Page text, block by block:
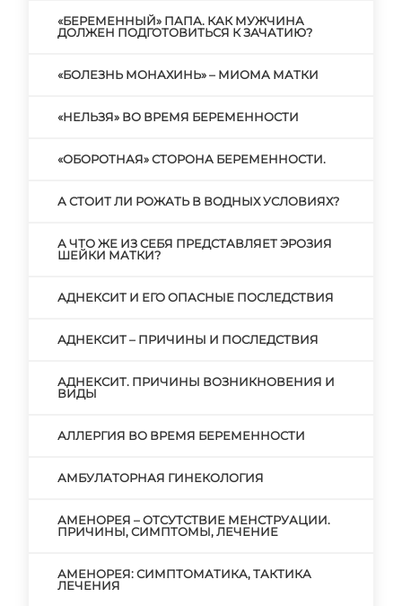
«БЕРЕМЕННЫЙ» ПАПА. КАК МУЖЧИНА
ДОЛЖЕН ПОДГОТОВИТЬСЯ К ЗАЧАТИЮ?
«БОЛЕЗНЬ МОНАХИНЬ» – МИОМА МАТКИ
«НЕЛЬЗЯ» ВО ВРЕМЯ БЕРЕМЕННОСТИ
«ОБОРОТНАЯ» СТОРОНА БЕРЕМЕННОСТИ.
А СТОИТ ЛИ РОЖАТЬ В ВОДНЫХ УСЛОВИЯХ?
А ЧТО ЖЕ ИЗ СЕБЯ ПРЕДСТАВЛЯЕТ ЭРОЗИЯ
ШЕЙКИ МАТКИ?
АДНЕКСИТ И ЕГО ОПАСНЫЕ ПОСЛЕДСТВИЯ
АДНЕКСИТ – ПРИЧИНЫ И ПОСЛЕДСТВИЯ
АДНЕКСИТ. ПРИЧИНЫ ВОЗНИКНОВЕНИЯ И
ВИДЫ
АЛЛЕРГИЯ ВО ВРЕМЯ БЕРЕМЕННОСТИ
АМБУЛАТОРНАЯ ГИНЕКОЛОГИЯ
АМЕНОРЕЯ – ОТСУТСТВИЕ МЕНСТРУАЦИИ.
ПРИЧИНЫ, СИМПТОМЫ, ЛЕЧЕНИЕ
АМЕНОРЕЯ: СИМПТОМАТИКА, ТАКТИКА
ЛЕЧЕНИЯ